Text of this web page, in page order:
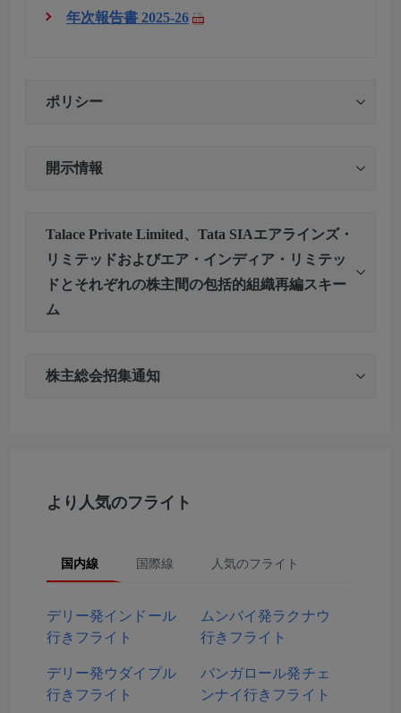
年次報告書 2025-26
ポリシー
開示情報
Talace Private Limited、Tata SIAエアラインズ・
リミテッドおよびエア・インディア・リミテッ
ドとそれぞれの株主間の包括的組織再編スキー
ム
株主総会招集通知
より人気のフライト
国内線 国際線 人気のフライト
デリー発インドール
行きフライト
ムンバイ発ラクナウ
行きフライト
デリー発ウダイプル
行きフライト
バンガロール発チェ
ンナイ行きフライト